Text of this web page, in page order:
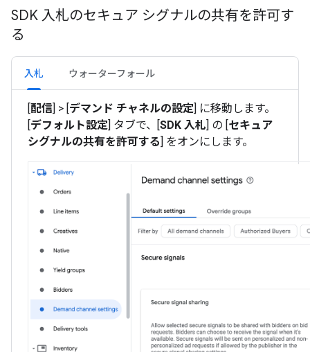
SDK 入札のセキュア シグナルの共有を許可す
る
入札 ウォーターフォール
[配信] > [デマンド チャネルの設定] に移動します。
[デフォルト設定] タブで、[SDK 入札] の [セキュア
シグナルの共有を許可する] をオンにします。